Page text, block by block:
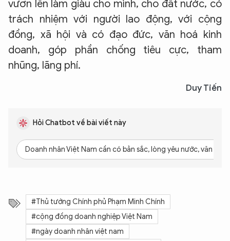
vươn lên làm giàu cho mình, cho đất nước, có
trách nhiệm với người lao động, với cộng
đồng, xã hội và có đạo đức, văn hoá kinh
doanh, góp phần chống tiêu cực, tham
nhũng, lãng phí.
Duy Tiến
Hỏi Chatbot về bài viết này
Doanh nhân Việt Nam cần có bản sắc, lòng yêu nước, văn
#Thủ tướng Chính phủ Phạm Minh Chính
#cộng đồng doanh nghiệp Việt Nam
#ngày doanh nhân việt nam
XIN CHÀO,
TÔI LÀ CHATBOT CỦA
An Ninh Thủ Đô nhé. Tôi sẵn sàng hỗ trợ!